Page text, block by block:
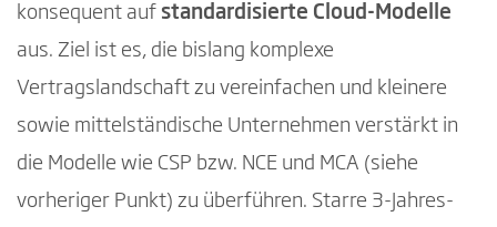
konsequent auf standardisierte Cloud-Modelle
aus. Ziel ist es, die bislang komplexe
Vertragslandschaft zu vereinfachen und kleinere
sowie mittelständische Unternehmen verstärkt in
die Modelle wie CSP bzw. NCE und MCA (siehe
vorheriger Punkt) zu überführen. Starre 3-Jahres-